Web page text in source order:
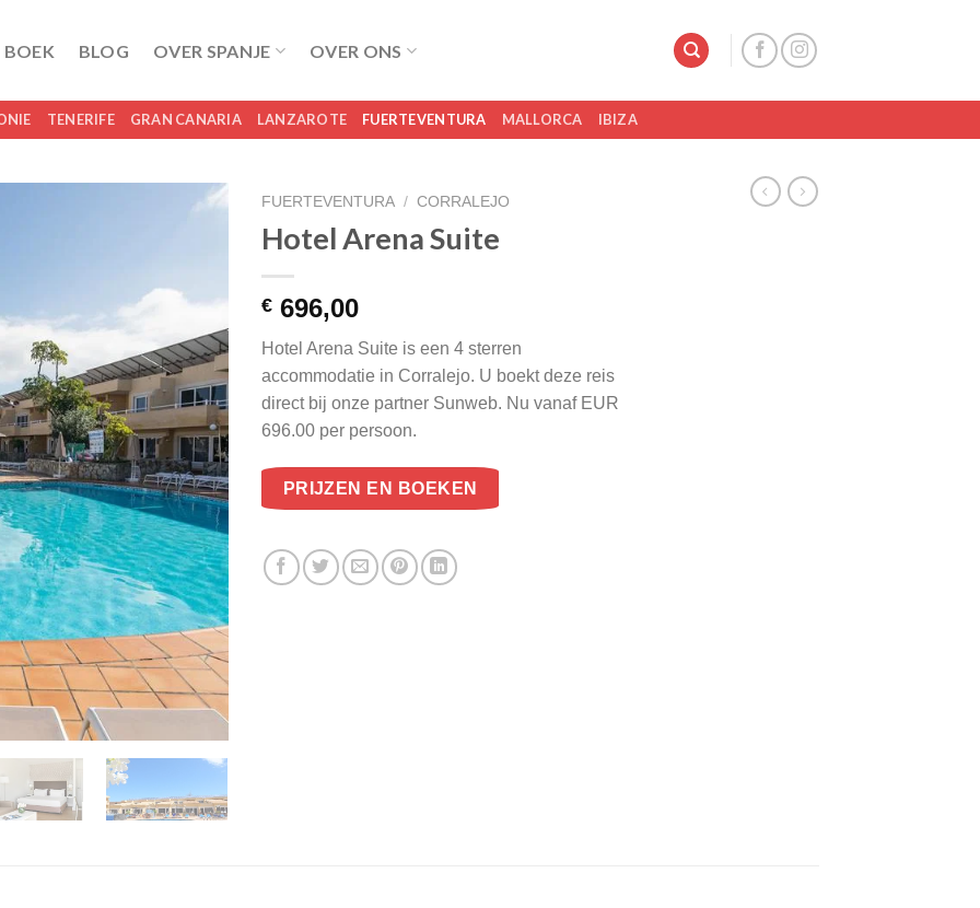
BOEK BLOG OVER SPANJE OVER ONS
TENERIFE GRAN CANARIA LANZAROTE FUERTEVENTURA MALLORCA IBIZA
FUERTEVENTURA / CORRALEJO
Hotel Arena Suite
€ 696,00
Hotel Arena Suite is een 4 sterren
accommodatie in Corralejo. U boekt deze reis
direct bij onze partner Sunweb. Nu vanaf EUR
696.00 per persoon.
PRIJZEN EN BOEKEN